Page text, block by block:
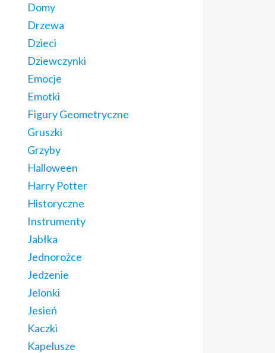
Domy
Drzewa
Dzieci
Dziewczynki
Emocje
Emotki
Figury Geometryczne
Gruszki
Grzyby
Halloween
Harry Potter
Historyczne
Instrumenty
Jabłka
Jednorożce
Jedzenie
Jelonki
Jesień
Kaczki
Kapelusze